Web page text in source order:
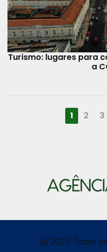
Turismo: lugares para
a
1 2 3
© 2025, Todos